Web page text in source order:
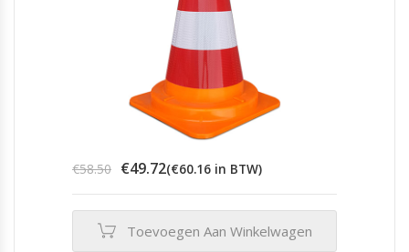
€58.50 Oorspronkelijke
€49.72Huidige
(€60.16 in BTW)
Toevoegen Aan Winkelwagen